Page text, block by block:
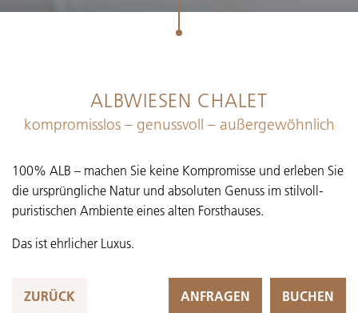
ALBWIESEN CHALET
kompromisslos – genussvoll – außergewöhnlich
100% ALB – machen Sie keine Kompromisse und erleben Sie
die ursprüngliche Natur und absoluten Genuss im stilvoll-
puristischen Ambiente eines alten Forsthauses.
Das ist ehrlicher Luxus.
ZURÜCK BUCHEN
ANFRAGEN